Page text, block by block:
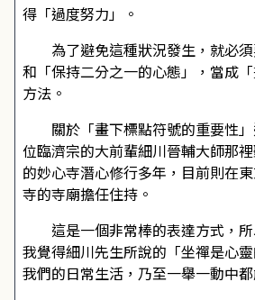
得「過度努力」。
為了避免這種狀況發生，就必須
和「保持二分之一的心態」，當成
方法。
關於「畫下標點符號的重要性」
位臨濟宗的大前輩細川晉輔大師那
的妙心寺潛心修行多年，目前則在
寺的寺廟擔任住持。
這是一個非常棒的表達方式，所
我覺得細川先生所說的「坐禪是心
我們的日常生活，乃至一舉一動中